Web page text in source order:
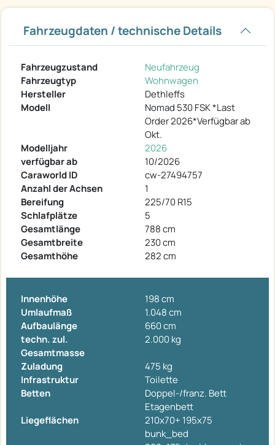
Fahrzeugdaten / technische Details
Fahrzeugzustand
Neufahrzeug
Fahrzeugtyp
Wohnwagen
Hersteller
Dethleffs
Modell
Nomad 530 FSK *Last
Order 2026*Verfügbar ab
Okt.
Modelljahr
2026
verfügbar ab
10/2026
Caraworld ID
cw-27494757
Anzahl der Achsen
1
Bereifung
225/70 R15
Schlafplätze
5
Gesamtlänge
788 cm
Gesamtbreite
230 cm
Gesamthöhe
282 cm
Innenhöhe
198 cm
Umlaufmaß
1.048 cm
Aufbaulänge
660 cm
techn. zul.
Gesamtmasse
2.000 kg
Zuladung
475 kg
Infrastruktur
Toilette
Betten
Doppel-/franz. Bett
Etagenbett
Liegeflächen
210x70+ 195x75
bunk_bed